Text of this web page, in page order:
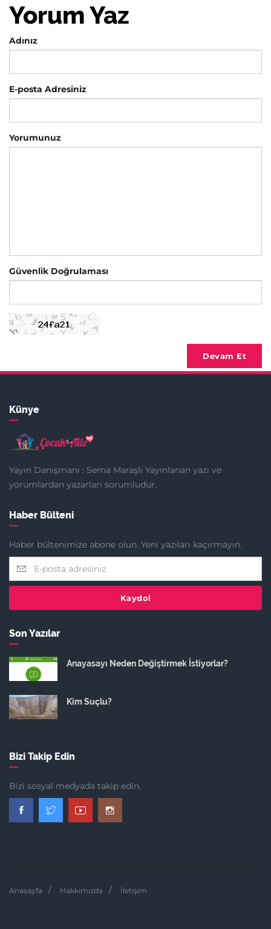
Yorum Yaz
Adınız
E-posta Adresiniz
Yorumunuz
Güvenlik Doğrulaması
Devam Et
Künye
Yayın Danışmanı : Sema Maraşlı Yayınlanan yazı ve
yorumlardan yazarları sorumludur.
Haber Bülteni
Haber bültenimize abone olun. Yeni yazıları kaçırmayın.
Kaydol
Son Yazılar
Anayasayı Neden Değiştirmek İstiyorlar?
Kim Suçlu?
Bizi Takip Edin
Bizi sosyal medyada takip edin.
Anasayfa Hakkımızda İletişim